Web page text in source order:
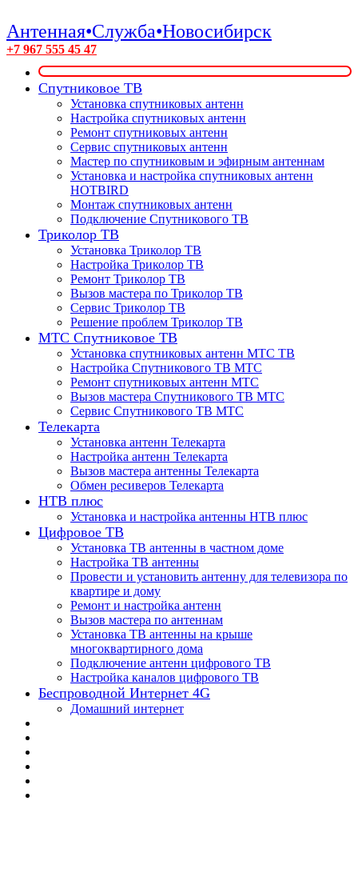
Антенная•Служба•Новосибирск
+7 967 555 45 47
Спутниковое ТВ
Установка спутниковых антенн
Настройка спутниковых антенн
Ремонт спутниковых антенн
Сервис спутниковых антенн
Мастер по спутниковым и эфирным антеннам
Установка и настройка спутниковых антенн
HOTBIRD
Монтаж спутниковых антенн
Подключение Спутникового ТВ
Триколор ТВ
Установка Триколор ТВ
Настройка Триколор ТВ
Ремонт Триколор ТВ
Вызов мастера по Триколор ТВ
Сервис Триколор ТВ
Решение проблем Триколор ТВ
МТС Спутниковое ТВ
Установка спутниковых антенн МТС ТВ
Настройка Спутникового ТВ МТС
Ремонт спутниковых антенн МТС
Вызов мастера Спутникового ТВ МТС
Сервис Спутникового ТВ МТС
Телекарта
Установка антенн Телекарта
Настройка антенн Телекарта
Вызов мастера антенны Телекарта
Обмен ресиверов Телекарта
НТВ плюс
Установка и настройка антенны НТВ плюс
Цифровое ТВ
Установка ТВ антенны в частном доме
Настройка ТВ антенны
Провести и установить антенну для телевизора по
квартире и дому
Ремонт и настройка антенн
Вызов мастера по антеннам
Установка ТВ антенны на крыше
многоквартирного дома
Подключение антенн цифрового ТВ
Настройка каналов цифрового ТВ
Беспроводной Интернет 4G
Домашний интернет